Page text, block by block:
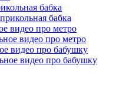
бабка
видео про метро
видео про бабушку